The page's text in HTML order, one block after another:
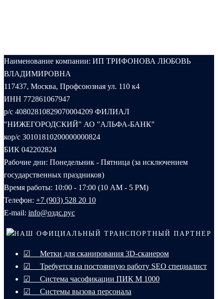
Наименование компании: ИП ТРИФОНОВА ЛЮБОВЬ
ВЛАДИМИРОВНА
117437, Москва, Профсоюзная ул. 110 к4
ИНН 772861067947
р/с 40802810829070004209 ФИЛИАЛ
"НИЖЕГОРОДСКИЙ" АО "АЛЬФА-БАНК"
кор/с 30101810200000000824
БИК 042202824
Рабочие дни: Понедельник - Пятница (за исключением
государственных праздников)
Время работы: 10:00 - 17:00 (10 AM - 5 PM)
Телефон: +7 (903) 528 20 10‬
E-mail: info@оздс.рус
НАШ ОФИЦИАЛЬНЫЙ ТРАНСПОРТНЫЙ ПАРТНЕР
☑ Метки для сканирования 3D-сканером
☑ Требуется на постоянную работу SEO специалист
☑ Система часофикации ПИК М 1000
☑ Системы вызова персонала